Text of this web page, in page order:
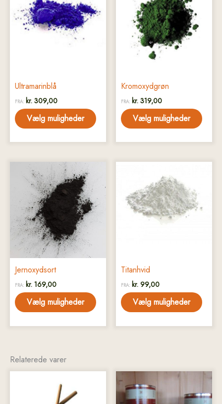
Ultramarinblå
FRA: kr. 309,00
Vælg muligheder
har
flere
varianter.
varesiden
Kromoxydgrøn
FRA: kr. 319,00
Vælg muligheder
flere
varianter.
Mulighederne
varesiden
Jernoxydsort
FRA: kr. 169,00
Vælg muligheder
Dette
vare
flere
varianter.
Mulighederne
kan
vælges
varesiden
Titanhvid
FRA: kr. 99,00
Vælg muligheder
har
flere
varianter.
varesiden
Relaterede varer
Dette
vare
har